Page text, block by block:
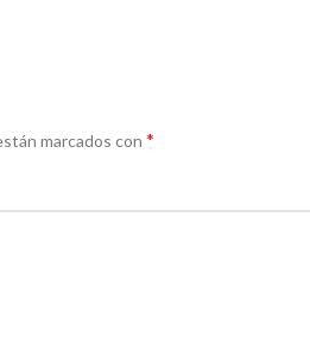
marcados con *